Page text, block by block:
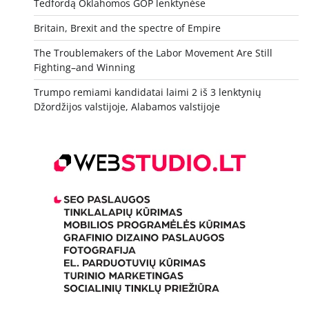
Tedfordą Oklahomos GOP lenktynėse
Britain, Brexit and the spectre of Empire
The Troublemakers of the Labor Movement Are Still
Fighting–and Winning
Trumpo remiami kandidatai laimi 2 iš 3 lenktynių
Džordžijos valstijoje, Alabamos valstijoje